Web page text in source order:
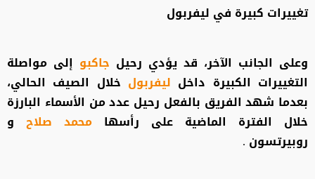
تغييرات كبيرة في ليفربول
وعلى الجانب الآخر، قد يؤدي رحيل جاكبو إلى مواصلة
التغييرات الكبيرة داخل ليفربول خلال الصيف الحالي،
بعدما شهد الفريق بالفعل رحيل عدد من الأسماء البارزة
خلال الفترة الماضية على رأسها محمد صلاح و
روبيرتسون .